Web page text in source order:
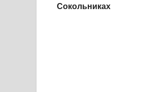
Сокольниках